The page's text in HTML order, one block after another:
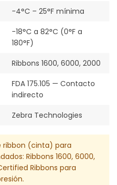
-4°C – 25°F mínima
-18°C a 82°C (0°F a
180°F)
Ribbons 1600, 6000, 2000
FDA 175.105 — Contacto
indirecto
Zebra Technologies
(cinta) para
Ribbons 1600, 6000,
Ribbons para